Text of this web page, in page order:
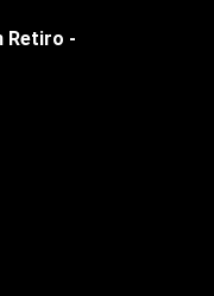
Retiro -